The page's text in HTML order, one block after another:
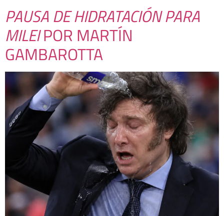
PAUSA DE HIDRATACIÓN PARA
MILEIPOR MARTÍN
GAMBAROTTA